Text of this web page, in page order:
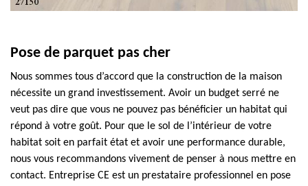
Pose de parquet pas cher
Nous sommes tous d’accord que la construction de la maison
nécessite un grand investissement. Avoir un budget serré ne
veut pas dire que vous ne pouvez pas bénéficier un habitat qui
répond à votre goût. Pour que le sol de l’intérieur de votre
habitat soit en parfait état et avoir une performance durable,
nous vous recommandons vivement de penser à nous mettre en
contact. Entreprise CE est un prestataire professionnel en pose